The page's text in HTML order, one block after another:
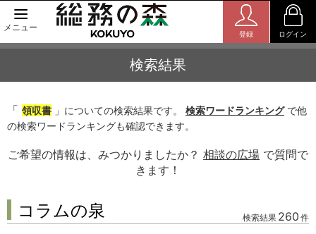
メニュー
登録 ログイン
検索結果
「 領収書 」についての検索結果です。 検索ワードランキングで他
の検索ワードランキングも確認できます。
ご希望の情報は、みつかりましたか？ 相談の広場 で質問で
きます！
コラムの泉 検索結果 260 件